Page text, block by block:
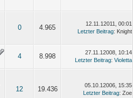
0 4.965
12.11.12011, 00:01
Letzter Beitrag: Knight
4 8.998
27.11.12008, 10:14
Letzter Beitrag: Violetta
12 19.436
05.10.12006, 15:35
Letzter Beitrag: Zoe